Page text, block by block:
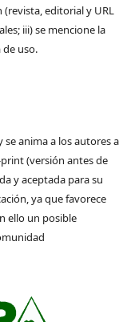
editorial y URL
iii) se mencione la
de uso.
se anima a los autores a
(versión antes de
y aceptada para su
ya que favorece
ello un posible